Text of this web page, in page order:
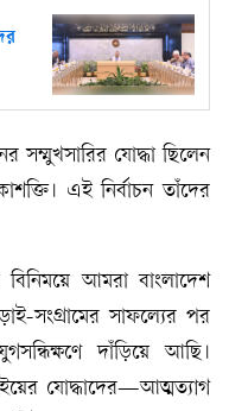
সম্মুখসারির যোদ্ধা ছিলেন
এই নির্বাচন তাঁদের
বিনিময়ে আমরা বাংলাদেশ
সংগ্রামের সাফল্যের পর
দাঁড়িয়ে আছি।
যোদ্ধাদের—আত্মত্যাগ